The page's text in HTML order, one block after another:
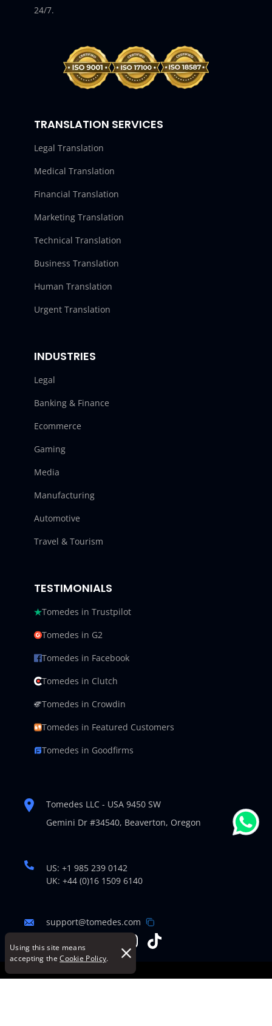
Using this site means
accepting the Cookie Policy.
24/7.
TRANSLATION SERVICES
Legal Translation
Medical Translation
Financial Translation
Marketing Translation
Technical Translation
Business Translation
Human Translation
Urgent Translation
INDUSTRIES
Legal
Banking & Finance
Ecommerce
Gaming
Media
Manufacturing
Automotive
Travel & Tourism
TESTIMONIALS
Tomedes in Trustpilot
Tomedes in G2
Tomedes in Facebook
Tomedes in Clutch
Tomedes in Crowdin
Tomedes in Featured Customers
Tomedes in Goodfirms
Tomedes LLC - USA 9450 SW
Gemini Dr #34540, Beaverton, Oregon
US: +1 985 239 0142
UK: +44 (0)16 1509 6140
support@tomedes.com